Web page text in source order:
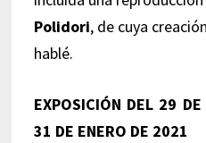
Polidori, de cuya
hablé.
EXPOSICIÓN DEL 29
31 DE ENERO DE 2021